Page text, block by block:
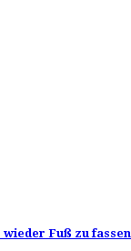
Fuß zu fassen